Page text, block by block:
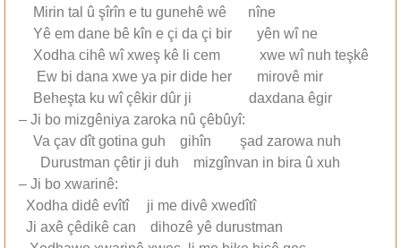
Mirin tal û şîrîn e tu gunehê wê nîne
Yê em dane bê kîn e çi da çi bir yên wî ne
Xodha cihê wî xweş kê li cem xwe wî nuh teşkê
Ew bi dana xwe ya pir dide her mirovê mir
Beheşta ku wî çêkir dûr ji daxdana êgir
– Ji bo mizgêniya zaroka nû çêbûyî:
Va çav dît gotina guh gihîn şad zarowa nuh
Durustman çêtir ji duh mizgînvan in bira û xuh
– Ji bo xwarinê:
Xodha didê evîtî ji me divê xwedîtî
Ji axê çêdikê can dihozê yê durustman